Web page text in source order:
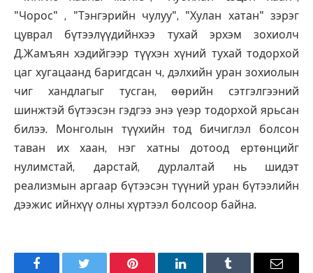
"Чорос" , "Тэнгэрийн чулуу", "Хулан хатан" зэрэг
цуврал бүтээлүүдийнхээ тухай эрхэм зохиолч
Д.Жамъян хэдийгээр түүхэн хүний тухай тодорхой
цаг хугацаанд баригдсан ч, дэлхийн уран зохиолын
чиг хандлагыг тусган, өөрийн сэтгэлгээний
шинжтэй бүтээсэн гэдгээ энэ үеэр тодорхой ярьсан
билээ. Монголын түүхийн тод бичиглэл болсон
таван их хаан, нэг хатны дотоод ертөнцийг
нулимстай, дарстай, дурлалтай нь шидэт
реализмын аргаар бүтээсэн түүний уран бүтээлийн
дээжис ийнхүү олны хүртээл болсоор байна.